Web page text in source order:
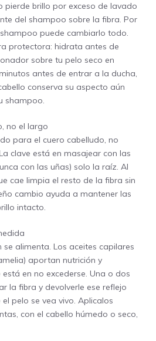
pierde brillo por exceso de lavado
del shampoo sobre la fibra. Por
puede cambiarlo todo.
protectora: hidrata antes de
sobre tu pelo seco en
antes de entrar a la ducha,
conserva su aspecto aún
shampoo.
no el largo
para el cuero cabelludo, no
clave está en masajear con las
con las uñas) solo la raíz. Al
cae limpia el resto de la fibra sin
cambio ayuda a mantener las
intacto.
alimenta. Los aceites capilares
aportan nutrición y
en no excederse. Una o dos
la fibra y devolverle ese reflejo
pelo se vea vivo. Aplicalos
con el cabello húmedo o seco,